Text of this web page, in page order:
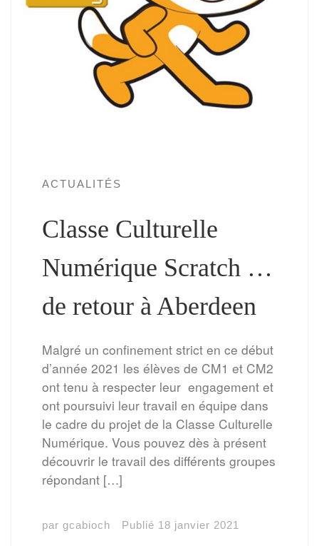
ACTUALITÉS
Classe Culturelle
Numérique Scratch …
de retour à Aberdeen
Malgré un confinement strict en ce début
d’année 2021 les élèves de CM1 et CM2
ont tenu à respecter leur engagement et
ont poursuivi leur travail en équipe dans
le cadre du projet de la Classe Culturelle
Numérique. Vous pouvez dès à présent
découvrir le travail des différents groupes
répondant […]
par gcabioch Publié 18 janvier 2021